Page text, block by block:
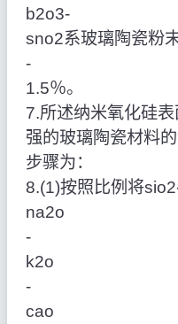
b2o3‑
sno2系玻璃陶瓷粉
‑
1.5％。
7.所述纳米氧化硅
强的玻璃陶瓷材料
步骤为：
8.(1)按照比例将
na2o
‑
k2o
‑
cao